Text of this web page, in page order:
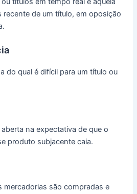
recente de um título, em oposição
do qual é difícil para um título ou
na expectativa de que o
produto subjacente caia.
mercadorias são compradas e